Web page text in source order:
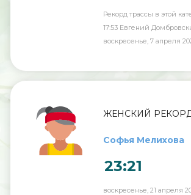
Рекорд трассы в этой
17:53 Евгений
воскресенье, 7 апреля
ЖЕНСКИЙ
Софья Мелихова
23:21
воскресенье, 21 апреля